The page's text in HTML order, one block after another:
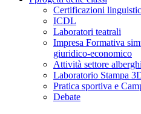
Certificazioni
ICDL
Laboratori teatrali
Impresa Formativa
giuridico-economico
Attività settore
Laboratorio Stampa
Pratica sportiva e
Debate